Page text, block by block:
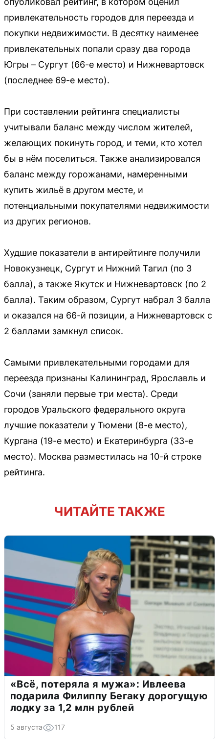
привлекательность городов для переезда и
покупки недвижимости. В десятку наименее
привлекательных попали сразу два города
Югры – Сургут (66-е место) и Нижневартовск
(последнее 69-е место).
При составлении рейтинга специалисты
учитывали баланс между числом жителей,
желающих покинуть город, и теми, кто хотел
бы в нём поселиться. Также анализировался
баланс между горожанами, намеренными
купить жильё в другом месте, и
потенциальными покупателями недвижимости
из других регионов.
Худшие показатели в антирейтинге получили
Новокузнецк, Сургут и Нижний Тагил (по 3
балла), а также Якутск и Нижневартовск (по 2
балла). Таким образом, Сургут набрал 3 балла
и оказался на 66-й позиции, а Нижневартовск с
2 баллами замкнул список.
Самыми привлекательными городами для
переезда признаны Калининград, Ярославль и
Сочи (заняли первые три места). Среди
городов Уральского федерального округа
лучшие показатели у Тюмени (8-е место),
Кургана (19-е место) и Екатеринбурга (33-е
место). Москва разместилась на 10-й строке
рейтинга.
ЧИТАЙТЕ ТАКЖЕ
«Всё, потеряла я мужа»: Ивлеева
подарила Филиппу Бегаку дорогущую
лодку за 1,2 млн рублей
5 августа 117